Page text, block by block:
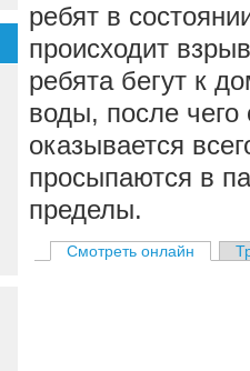
ребят в
происходит
ребята бегут к
воды, после
оказывается
просыпаются в
пределы.
Смотреть онлайн